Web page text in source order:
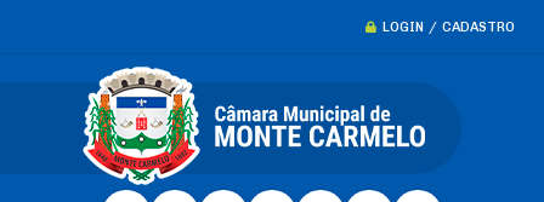
LOGIN / CADASTRO